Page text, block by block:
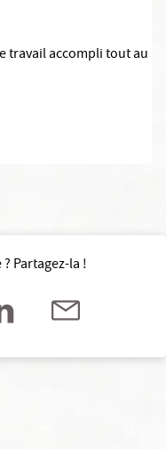
travail accompli tout au
Partagez-la !